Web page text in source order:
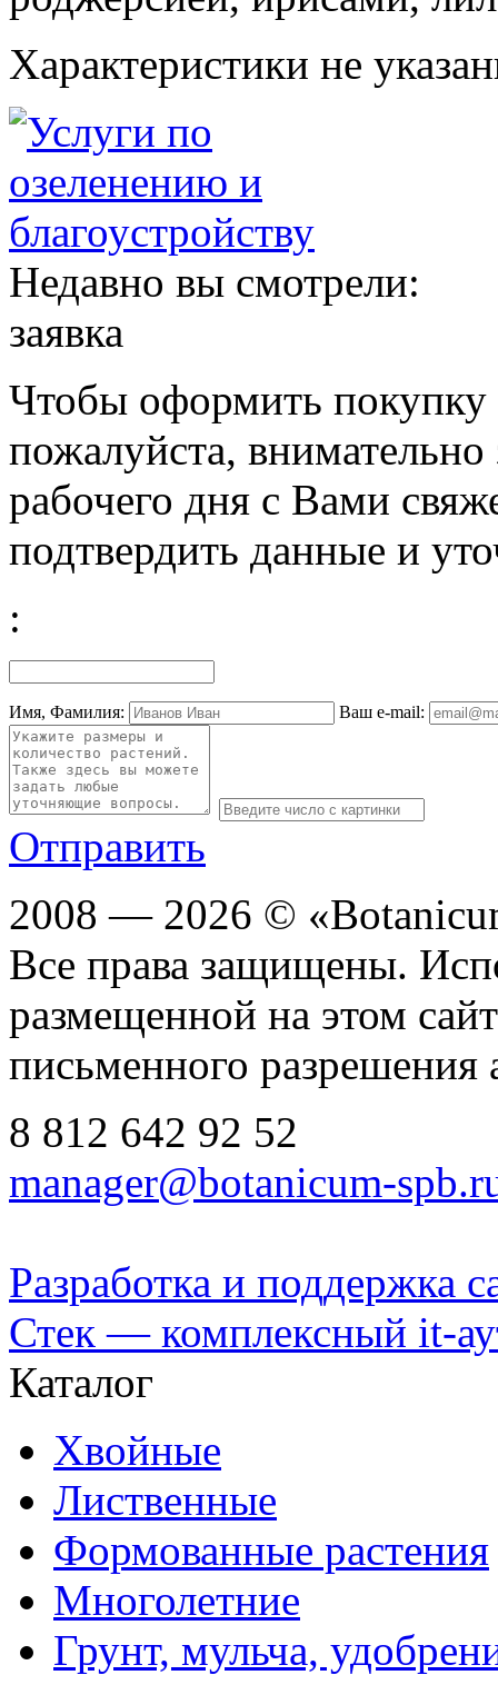
Характеристики не
Недавно вы смотрели:
заявка
Чтобы оформить покупку
пожалуйста,
рабочего дня с Вами
подтвердить данные и
:
Имя, Фамилия: Ваш e-mail:
Отправить
2008 — 2026 ©
Все права защищены.
размещенной на этом
письменного разрешения
8 812 642 92 52
manager@botanicum-
Разработка и поддержка
Стек — комплексный it-
Каталог
Хвойные
Лиственные
Формованные растения
Многолетние
Грунт, мульча,